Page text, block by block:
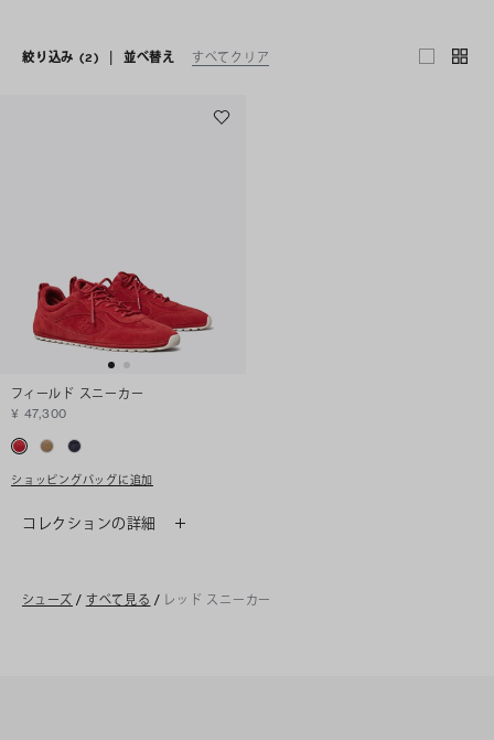
絞り込み (2) | 並べ替え すべてクリア
フィールド スニーカー
¥ 47,300
ショッピングバッグに追加
コレクションの詳細
シューズ / すべて見る / レッド スニーカー